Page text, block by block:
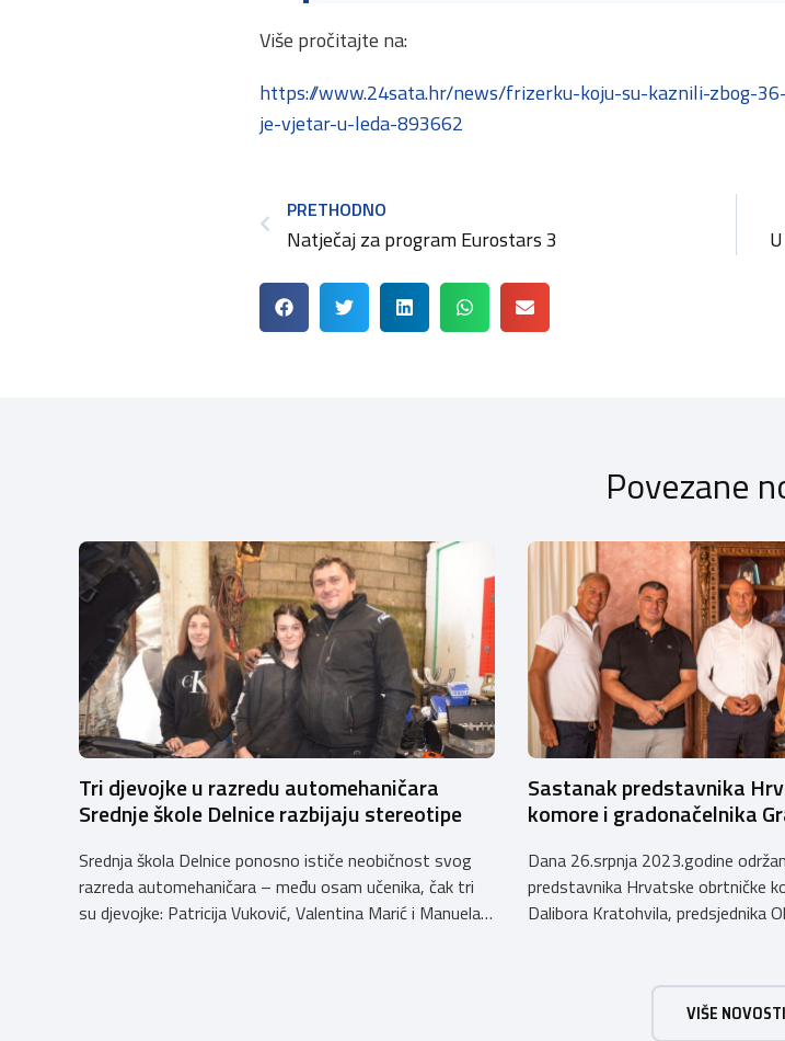
Više pročitajte na:
https://www.24sata.hr/news/frizerku-koju-su-kaznili-zbog-
je-vjetar-u-leda-893662
PRETHODNO
Natječaj za program Eurostars 3
Povezane
Tri djevojke u razredu automehaničara
Srednje škole Delnice razbijaju stereotipe
Srednja škola Delnice ponosno ističe neobičnost svog
razreda automehaničara – među osam učenika, čak tri
su djevojke: Patricija Vuković, Valentina Marić i Manuela
Sastanak predstavnika
komore i gradonačelnika
Dana 26.srpnja 2023.godine
predstavnika Hrvatske obrtničke
Dalibora Kratohvila, predsjednika
Željka Dumičića sa
prilikom dodjeljena je nagrada
VIŠE NOVOSTI